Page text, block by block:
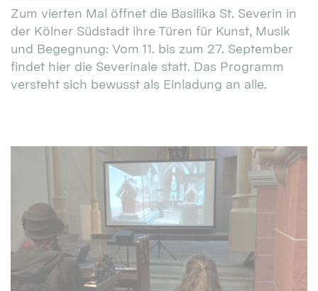
Zum vierten Mal öffnet die Basilika St. Severin in
der Kölner Südstadt ihre Türen für Kunst, Musik
und Begegnung: Vom 11. bis zum 27. September
findet hier die Severinale statt. Das Programm
versteht sich bewusst als Einladung an alle.